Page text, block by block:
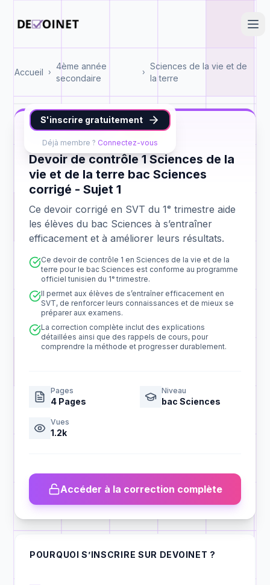
Accueil ›
4ème année
secondaire
›
Sciences de la vie et de
la terre
S'inscrire gratuitement
Déjà membre ? Connectez-vous
SVT bac Sciences contrôle 1
Devoir de contrôle 1 Sciences de la
vie et de la terre bac Sciences
corrigé - Sujet 1
Ce devoir corrigé en SVT du 1ᵉ trimestre aide
les élèves du bac Sciences à s’entraîner
efficacement et à améliorer leurs résultats.
Ce devoir de contrôle 1 en Sciences de la vie et de la
terre pour le bac Sciences est conforme au programme
officiel tunisien du 1ᵉ trimestre.
Il permet aux élèves de s’entraîner efficacement en
SVT, de renforcer leurs connaissances et de mieux se
préparer aux examens.
La correction complète inclut des explications
détaillées ainsi que des rappels de cours, pour
comprendre la méthode et progresser durablement.
Pages
4 Pages
Niveau
bac Sciences
Vues
1.2k
Accéder à la correction complète
POURQUOI S’INSCRIRE SUR DEVOINET ?